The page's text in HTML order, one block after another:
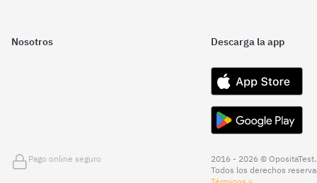
Nosotros Descarga la app
Pago online seguro
2016 - 2026 © OpositaTest.
Todos los derechos